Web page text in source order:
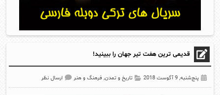
قدیمی ترین هفت تیر جهان را ببینید!
پنج‌شنبه, 9 آگوست 2018 تاریخ و تمدن, فرهنگ و هنر ارسال نظر